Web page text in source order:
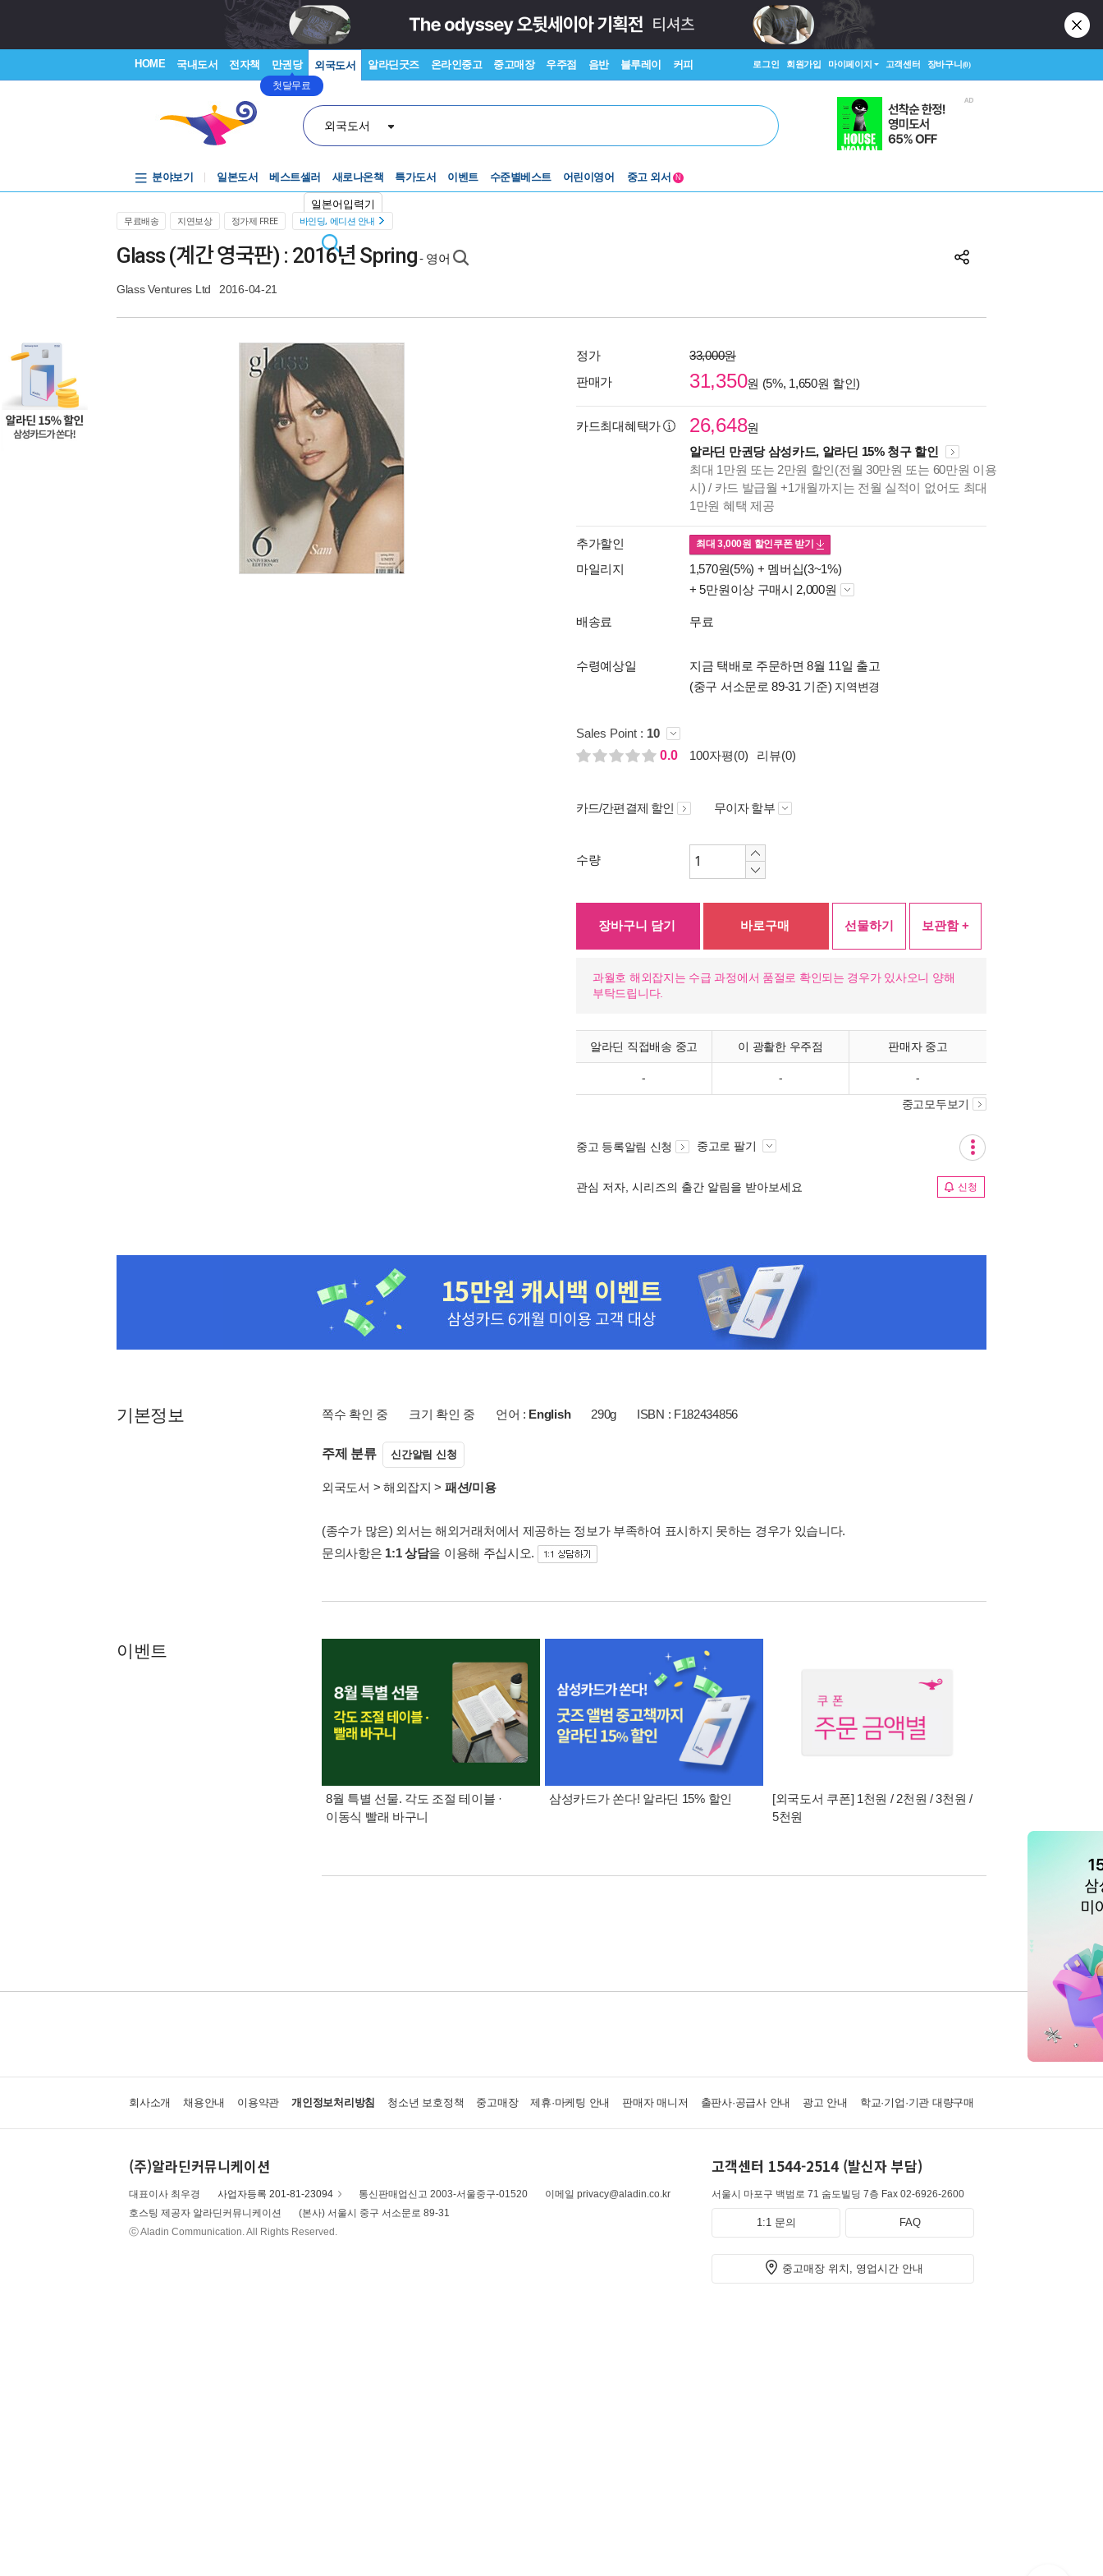
HOME 국내도서 전자책 만권당
첫달무료
외국도서 알라딘굿즈 온라인중고 중고매장 우주점 음반 블루레이 커피 로그인 회원가입 마이페이지 고객센터 장바구니(0)
외국도서
일본어입력기
분야보기 일본도서 베스트셀러 새로나온책 특가도서 이벤트
수준별베스트
어린이영어
중고 외서
N
무료배송 지연보상 정가제 FREE 바인딩, 에디션 안내
Glass (계간 영국판) : 2016년 Spring- 영어
Glass Ventures Ltd 2016-04-21
정가
33,000원
판매가
31,350원 (5%, 1,650원 할인)
카드최대혜택가 26,648원
알라딘 만권당 삼성카드, 알라딘 15% 청구 할인
최대 1만원 또는 2만원 할인(전월 30만원 또는 60만원 이용
시) / 카드 발급월 +1개월까지는 전월 실적이 없어도 최대
1만원 혜택 제공
추가할인 최대3,000원 할인쿠폰 받기
마일리지 1,570원(5%) + 멤버십(3~1%)
+ 5만원이상 구매시 2,000원
배송료 무료
수령예상일
지금 택배로 주문하면 8월 11일 출고
(중구 서소문로 89-31 기준) 지역변경
Sales Point : 10
0.0
100자평(0) 리뷰(0)
카드/간편결제 할인 무이자 할부
수량
장바구니 담기 바로구매 선물하기 보관함 +
과월호 해외잡지는 수급 과정에서 품절로 확인되는 경우가 있사오니 양해
부탁드립니다.
알라딘 직접배송 중고 이 광활한 우주점 판매자 중고
- - -
중고모두보기
중고 등록알림 신청 중고로 팔기
관심 저자, 시리즈의 출간 알림을 받아보세요 신청
기본정보 쪽수 확인 중 크기 확인 중 언어 : English 290g ISBN : F182434856
주제 분류 신간알림 신청
외국도서 > 해외잡지 > 패션/미용
(종수가 많은) 외서는 해외거래처에서 제공하는 정보가 부족하여 표시하지 못하는 경우가 있습니다.
문의사항은 1:1 상담을 이용해 주십시오.
이벤트
8월 특별 선물. 각도 조절 테이블 ·
이동식 빨래 바구니
삼성카드가 쏜다! 알라딘 15% 할인
[외국도서 쿠폰] 1천원 / 2천원 / 3천원 /
5천원
회사소개 채용안내 이용약관 개인정보처리방침 청소년 보호정책 중고매장 제휴·마케팅 안내 판매자 매니저 출판사·공급사 안내 광고 안내 학교·기업·기관 대량구매
(주)알라딘커뮤니케이션
대표이사 최우경 사업자등록 201-81-23094 통신판매업신고 2003-서울중구-01520
이메일 privacy@aladin.co.kr
호스팅 제공자 알라딘커뮤니케이션
(본사) 서울시 중구 서소문로 89-31
ⓒ Aladin Communication. All Rights Reserved.
고객센터 1544-2514 (발신자 부담)
서울시 마포구 백범로 71 숨도빌딩 7층 Fax 02-6926-2600
1:1 문의 FAQ
중고매장 위치, 영업시간 안내